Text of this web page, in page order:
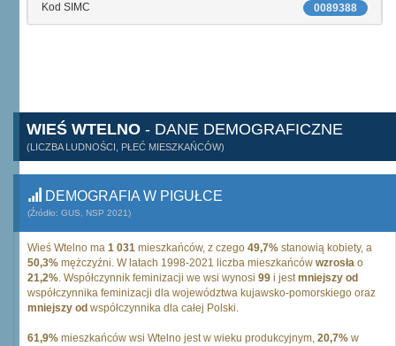
0089388
Kod SIMC
WIEŚ WTELNO - DANE DEMOGRAFICZNE
(LICZBA LUDNOŚCI, PŁEĆ MIESZKAŃCÓW)
DEMOGRAFIA W PIGUŁCE
(Źródło: GUS, NSP 2021)
Wieś Wtelno ma 1 031 mieszkańców, z czego 49,7% stanowią kobiety, a
50,3% mężczyźni. W latach 1998-2021 liczba mieszkańców wzrosła o
21,2%. Współczynnik feminizacji we wsi wynosi 99 i jestmniejszy od
współczynnika feminizacji dla województwa kujawsko-pomorskiego oraz
mniejszy od współczynnika dla całej Polski.
61,9% mieszkańców wsi Wtelno jest w wieku produkcyjnym, 20,7% w